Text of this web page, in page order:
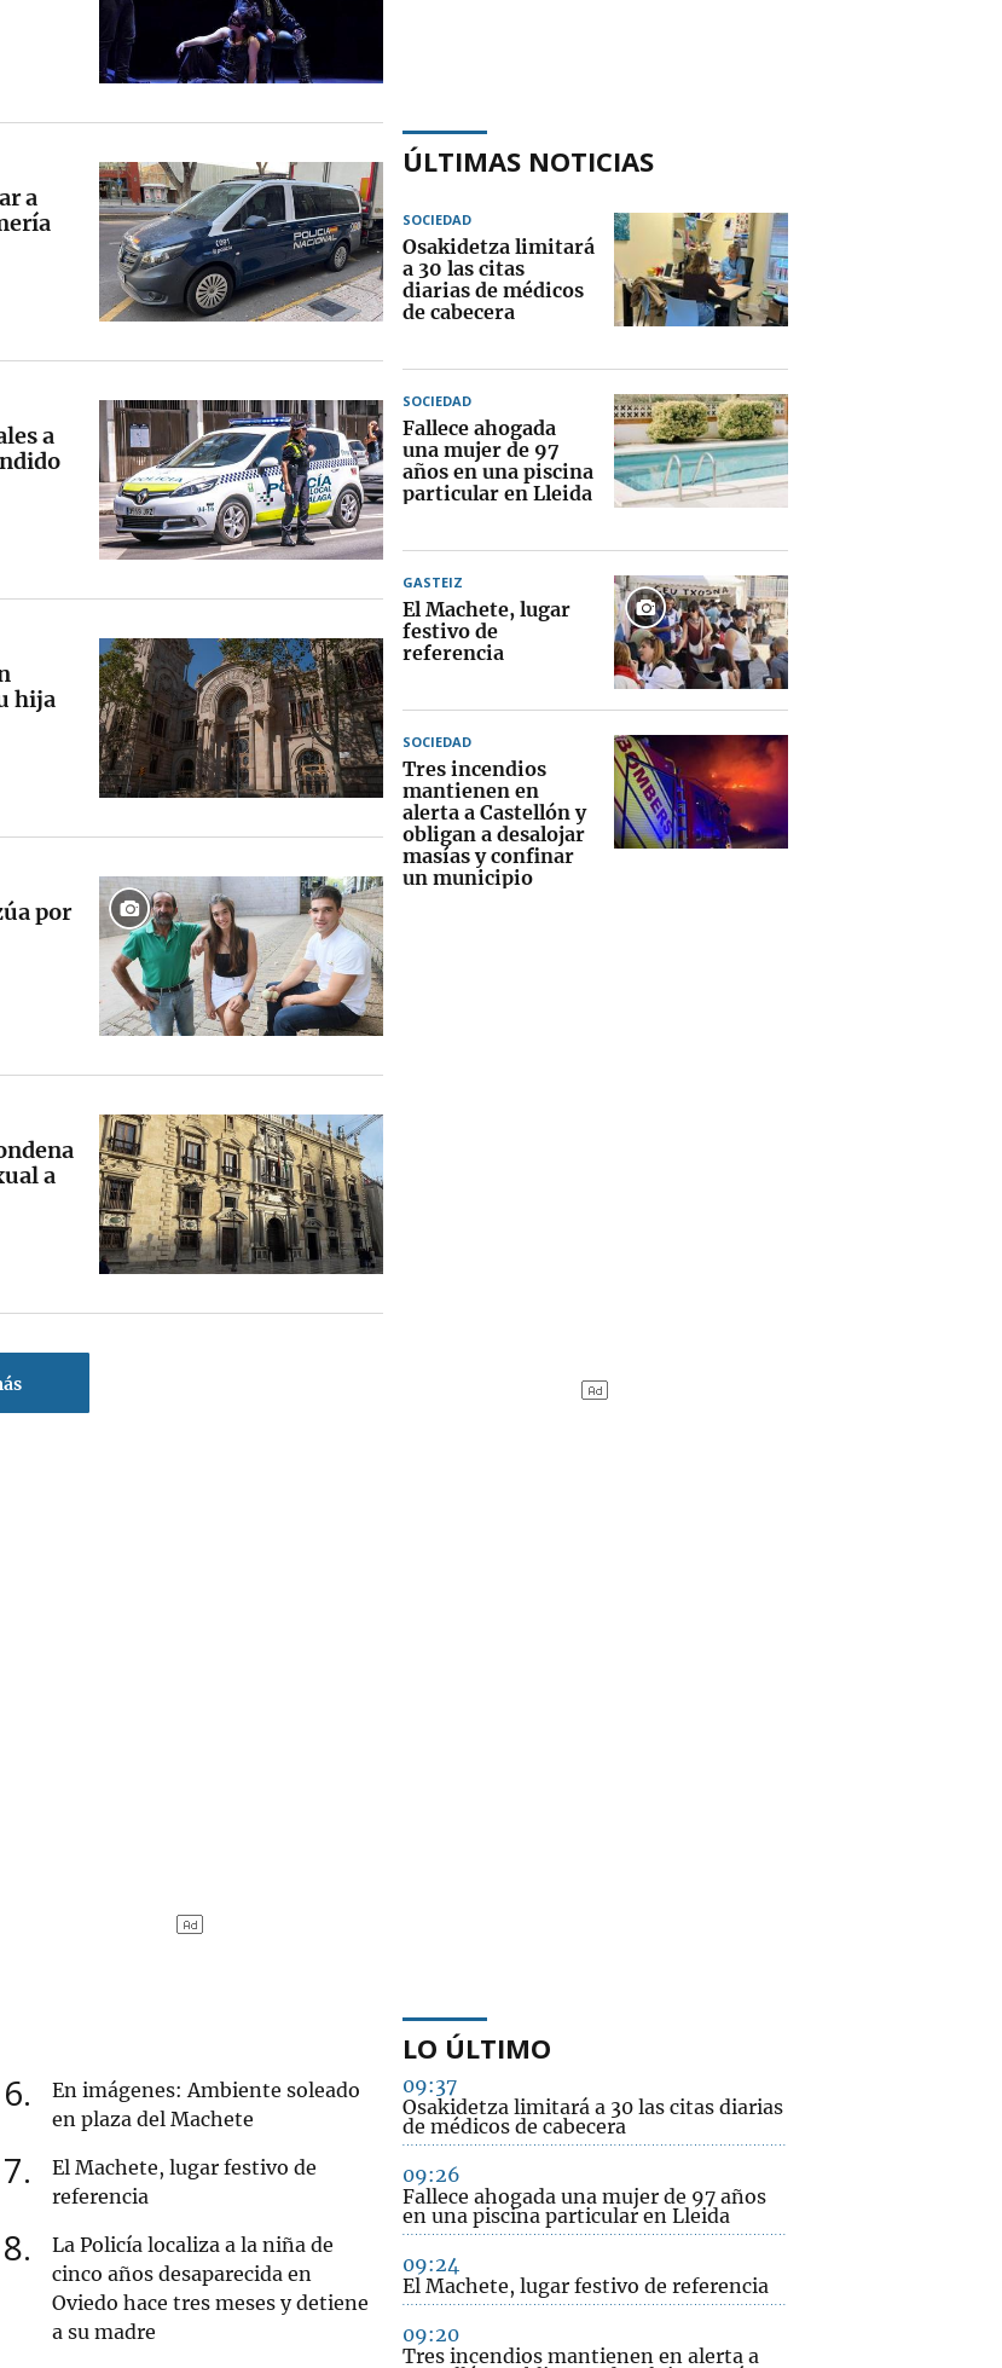
a
a
hija
por
a
ÚLTIMAS NOTICIAS
SOCIEDAD
Osakidetza limitará
a 30 las citas
diarias de médicos
de cabecera
SOCIEDAD
Fallece ahogada
una mujer de 97
años en una piscina
particular en Lleida
GASTEIZ
El Machete, lugar
festivo de
referencia
SOCIEDAD
Tres incendios
mantienen en
alerta a Castellón y
obligan a desalojar
masías y confinar
un municipio
6
En imágenes: Ambiente soleado
en plaza del Machete
7
El Machete, lugar festivo de
referencia
8
La Policía localiza a la niña de
cinco años desaparecida en
Oviedo hace tres meses y detiene
a su madre
LO ÚLTIMO
09:37
Osakidetza limitará a 30 las citas diarias
de médicos de cabecera
09:26
Fallece ahogada una mujer de 97 años
en una piscina particular en Lleida
09:24
El Machete, lugar festivo de referencia
09:20
Tres incendios mantienen en alerta a